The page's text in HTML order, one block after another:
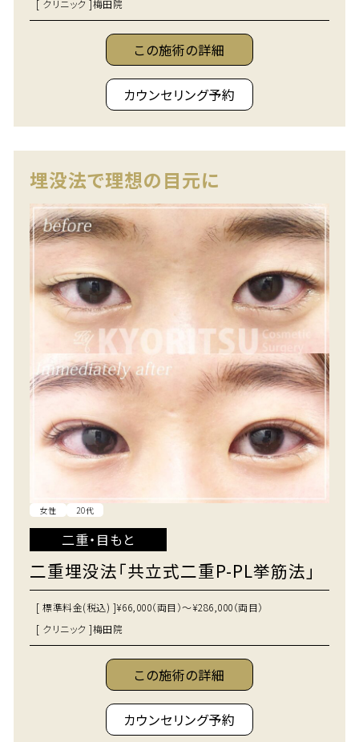
[ クリニック ]梅田院
この施術の詳細
カウンセリング予約
埋没法で理想の目元に
女性 20代
二重・目もと
二重埋没法「共立式二重P-PL挙筋法」
[ 標準料金(税込) ]¥66,000（両目）～¥286,000（両目）
[ クリニック ]梅田院
この施術の詳細
カウンセリング予約